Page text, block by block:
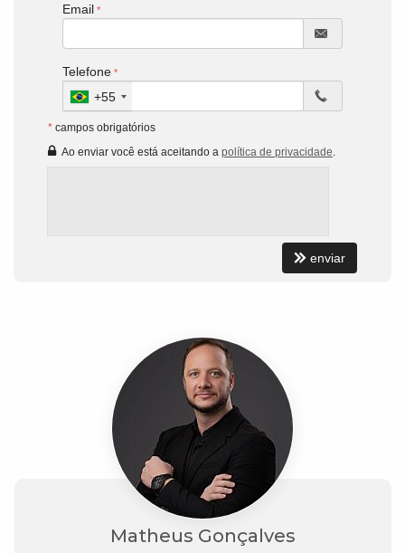
Email
Telefone
+55
* campos obrigatórios
Ao enviar você está aceitando a política de privacidade
enviar
Matheus Gonçalves